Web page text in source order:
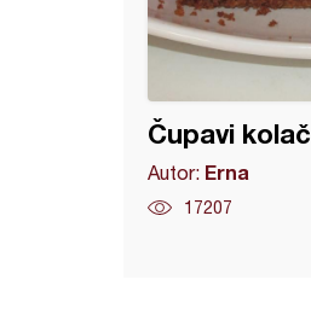
Čupavi kolač
Autor: Erna
17207